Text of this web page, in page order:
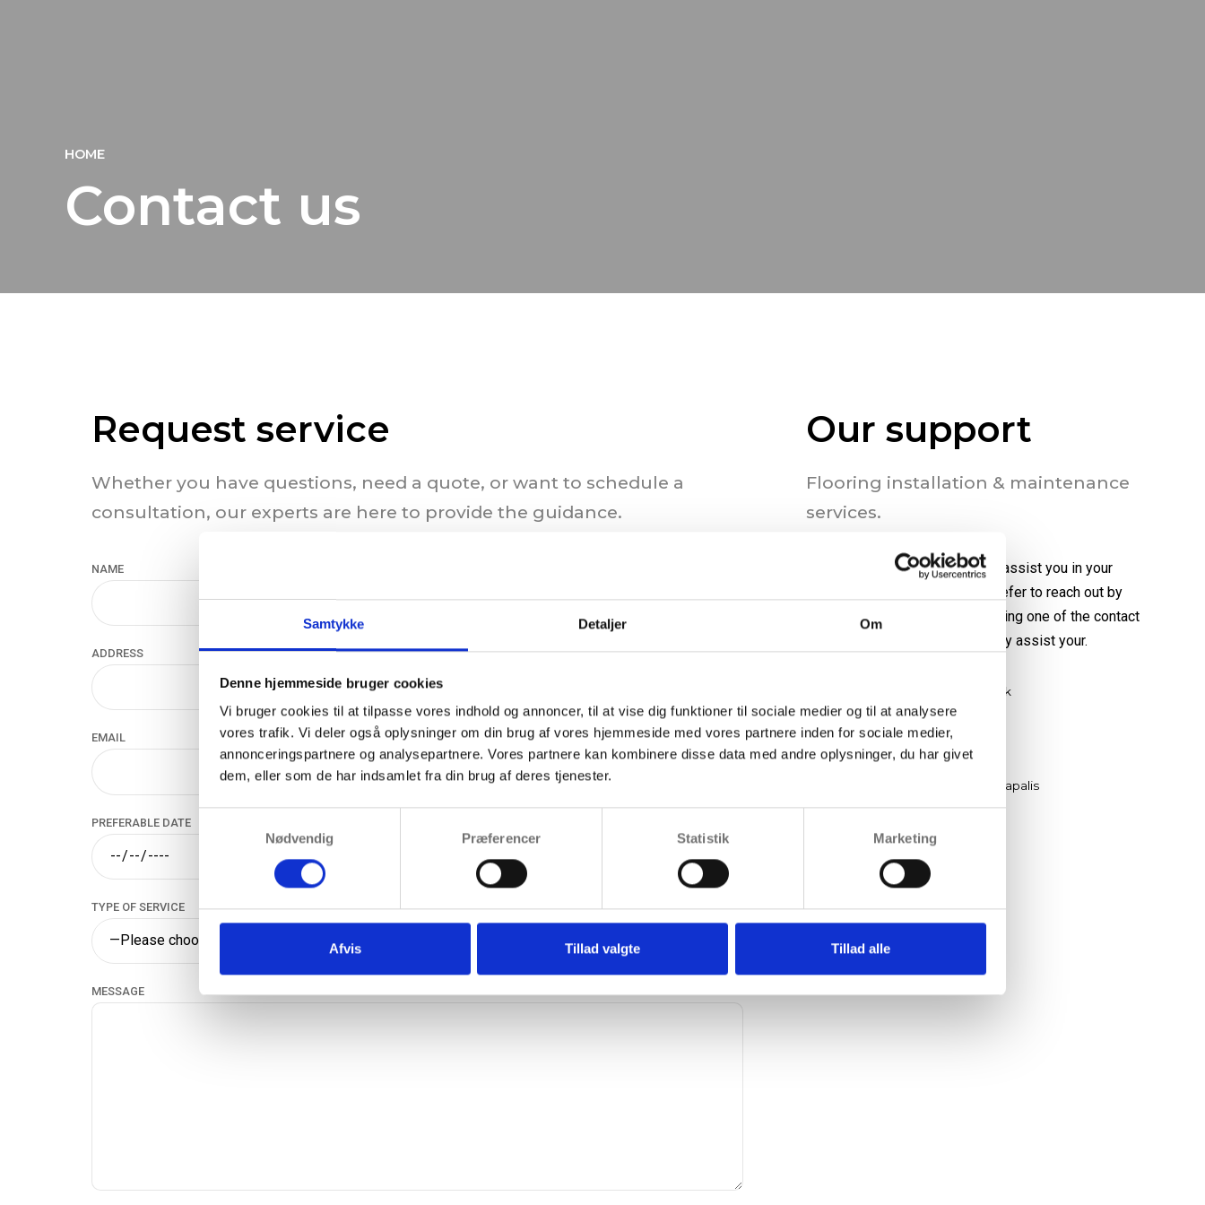
Samtykke Detaljer Om
Denne hjemmeside bruger cookies
Vi bruger cookies til at tilpasse vores indhold og annoncer, til at vise dig funktioner til sociale medier og til at analysere
vores trafik. Vi deler også oplysninger om din brug af vores hjemmeside med vores partnere inden for sociale medier,
annonceringspartnere og analysepartnere. Vores partnere kan kombinere disse data med andre oplysninger, du har givet
dem, eller som de har indsamlet fra din brug af deres tjenester.
Nødvendig
Præferencer Statistik Marketing
Afvis Tillad valgte Tillad alle
HOME
Contact us
Request service
Whether you have questions, need a quote, or want to schedule a
consultation, our experts are here to provide the guidance.
NAME
ADDRESS
EMAIL PHONE NUMBER
PREFERABLE DATE
TYPE OF SERVICE
MESSAGE
Our support
Flooring installation & maintenance
services.
Our dedicated team is ready to assist you in your
flooring project. Whether you prefer to reach out by
filling out the contact form or using one of the contact
methods provided, we will gladly assist your.
Springstrup 1, 4300 Holbæk
+45 55 22 21 55
info@rvrgulve.dk
Contact Person: Arnorlas Rapalis